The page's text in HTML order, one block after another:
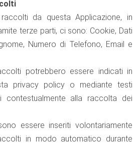
da questa Applicazione, in
terze parti, ci sono: Cookie, Dati
Numero di Telefono, Email e
potrebbero essere indicati in
privacy policy o mediante testi
contestualmente alla raccolta dei
essere inseriti volontariamente
in modo automatico durante